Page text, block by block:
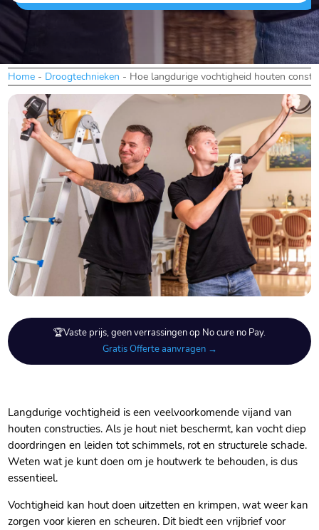
Home - Droogtechnieken - Hoe langdurige vochtigheid houten
🏆Vaste prijs, geen verrassingen op No cure no Pay.
Gratis Offerte aanvragen →
Langdurige vochtigheid is een veelvoorkomende vijand van
houten constructies.​ Als je hout niet beschermt, kan vocht diep
doordringen en leiden tot schimmels, rot en structurele schade.​
Weten wat je kunt doen om je houtwerk te behouden, is dus
essentieel.​
Vochtigheid kan hout doen uitzetten en krimpen, wat weer kan
zorgen voor kieren en scheuren.​ Dit biedt een vrijbrief voor